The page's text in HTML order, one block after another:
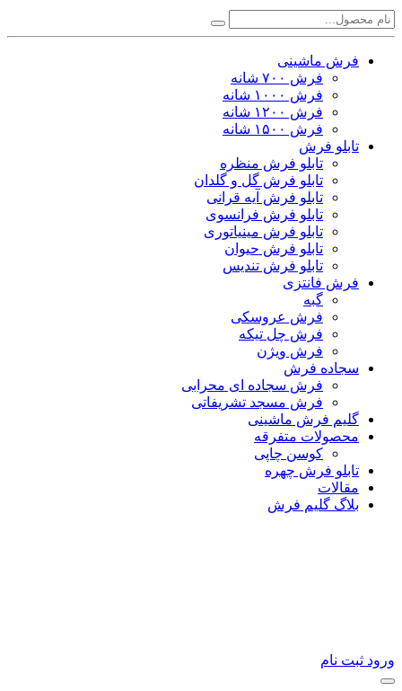
فرش ماشینی
فرش ۷۰۰ شانه
فرش ۱۰۰۰ شانه
فرش ۱۲۰۰ شانه
فرش ۱۵۰۰ شانه
تابلو فرش
تابلو فرش منظره
تابلو فرش گل و گلدان
تابلو فرش آیه قرانی
تابلو فرش فرانسوی
تابلو فرش مینیاتوری
تابلو فرش حیوان
تابلو فرش تندیس
فرش فانتزی
گبه
فرش عروسکی
فرش چل تیکه
فرش ویژن
سجاده فرش
فرش سجاده ای محرابی
فرش مسجد تشریفاتی
گلیم فرش ماشینی
محصولات متفرقه
کوسن چاپی
تابلو فرش چهره
مقالات
بلاگ گلیم فرش
ورود ثبت نام